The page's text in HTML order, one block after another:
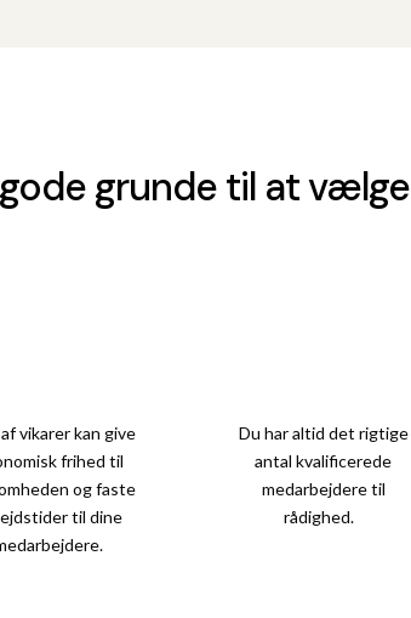
grunde til at
vikarer kan give
frihed til
og faste
til dine
Du har altid det rigtige
antal kvalificerede
medarbejdere til
rådighed.